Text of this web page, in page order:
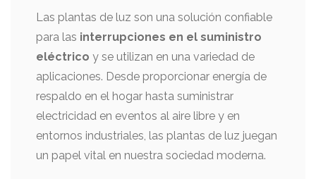
Las plantas de luz son una solución confiable
para las interrupciones en el suministro
eléctrico y se utilizan en una variedad de
aplicaciones. Desde proporcionar energía de
respaldo en el hogar hasta suministrar
electricidad en eventos al aire libre y en
entornos industriales, las plantas de luz juegan
un papel vital en nuestra sociedad moderna.